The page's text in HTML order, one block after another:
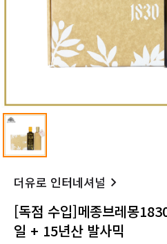
더유로 인터네셔널
[독점 수입]메종브레몽
일 + 15년산 발사믹